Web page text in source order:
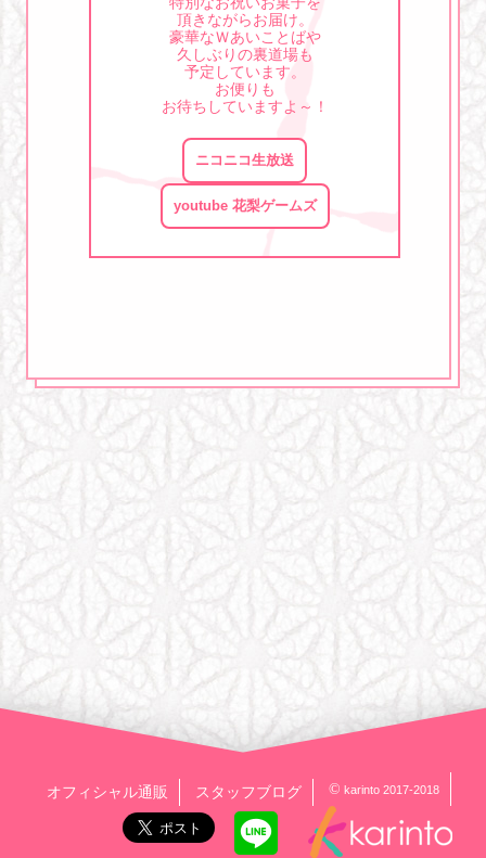
頂きながらお届け。
豪華なＷあいことばや
久しぶりの裏道場も
予定しています。
お便りも
お待ちしていますよ～！
ニコニコ生放送
youtube 花梨ゲームズ
合戦！巌流島＆武神朧月
復刻祭事で剣豪たちと
乱世に出陣！
そして武神と神のせめぎ合う
生道場・裏道場への
ニコニコ生放送
2022年3月28日(月)22：00
[第四十九回] 乙女剣武蔵生道場
剣豪のための生放送！
桜花海戦＆上喜撰
和菓子で嬉しいホワイトデー♪
オフィシャル通販 スタッフブログ © karinto 2017-2018